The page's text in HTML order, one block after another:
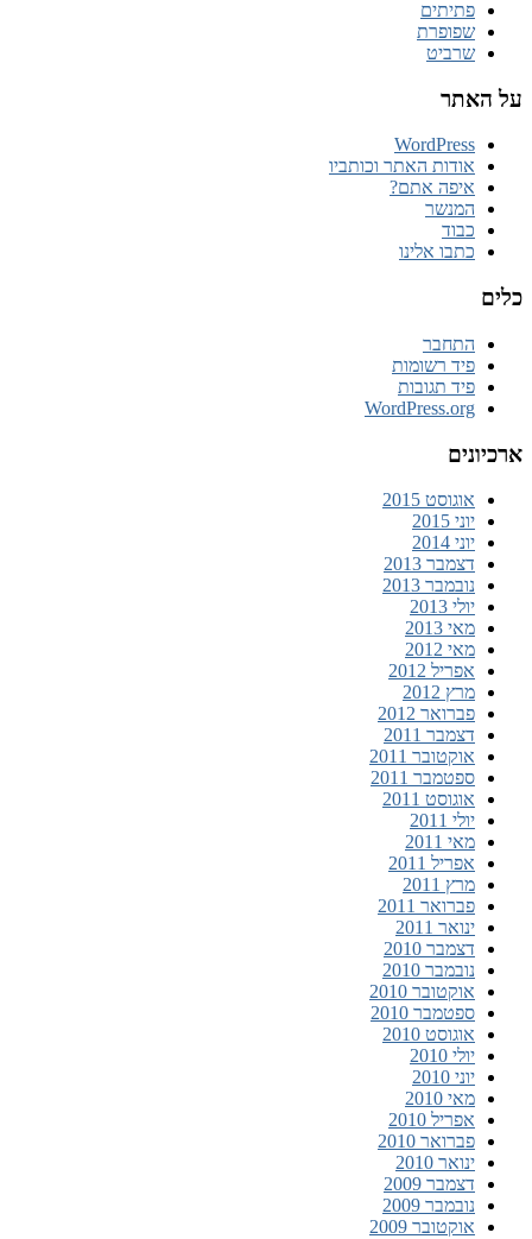
פתיתים
שפופרת
שרביט
על האתר
WordPress
אודות האתר וכותביו
איפה אתם?
המנשר
כבוד
כתבו אלינו
כלים
התחבר
פיד רשומות
פיד תגובות
WordPress.org
ארכיונים
אוגוסט 2015
יוני 2015
יוני 2014
דצמבר 2013
נובמבר 2013
יולי 2013
מאי 2013
מאי 2012
אפריל 2012
מרץ 2012
פברואר 2012
דצמבר 2011
אוקטובר 2011
ספטמבר 2011
אוגוסט 2011
יולי 2011
מאי 2011
אפריל 2011
מרץ 2011
פברואר 2011
ינואר 2011
דצמבר 2010
נובמבר 2010
אוקטובר 2010
ספטמבר 2010
אוגוסט 2010
יולי 2010
יוני 2010
מאי 2010
אפריל 2010
פברואר 2010
ינואר 2010
דצמבר 2009
נובמבר 2009
אוקטובר 2009